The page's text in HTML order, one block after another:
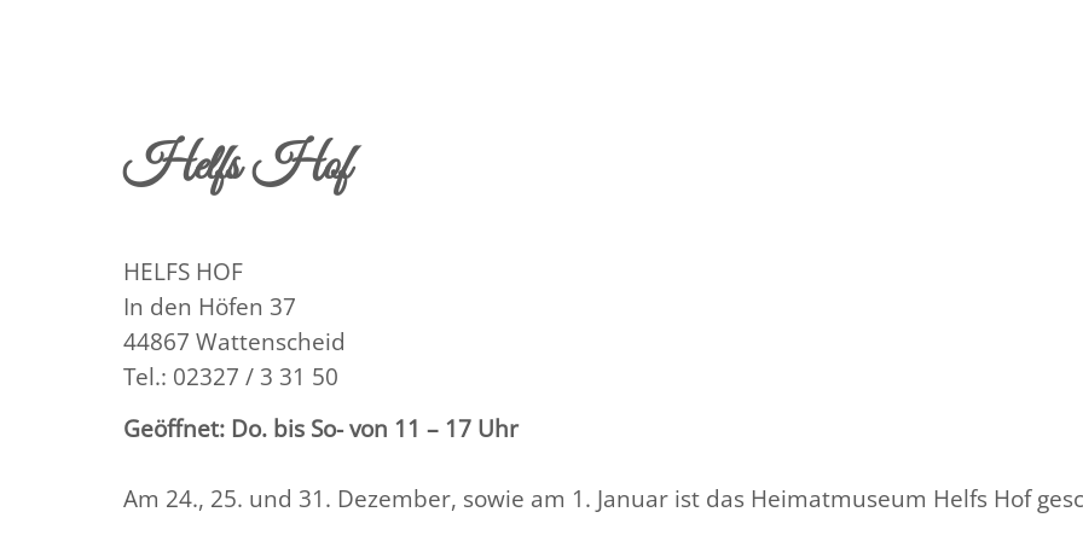
Helfs Hof
HELFS HOF
In den Höfen 37
44867 Wattenscheid
Tel.: 02327 / 3 31 50
Geöffnet: Do. bis So- von 11 – 17 Uhr
Am 24., 25. und 31. Dezember, sowie am 1. Januar ist das Heimatmuseum Helfs Hof